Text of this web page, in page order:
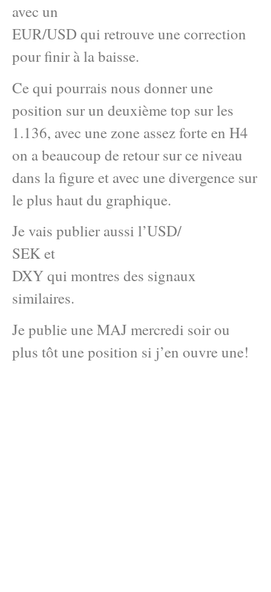
avec un
EUR/USD qui retrouve une correction
pour finir à la baisse.
Ce qui pourrais nous donner une
position sur un deuxième top sur les
1.136, avec une zone assez forte en H4
on a beaucoup de retour sur ce niveau
dans la figure et avec une divergence sur
le plus haut du graphique.
Je vais publier aussi l’USD/
SEK et
DXY qui montres des signaux
similaires.
Je publie une MAJ mercredi soir ou
plus tôt une position si j’en ouvre une!